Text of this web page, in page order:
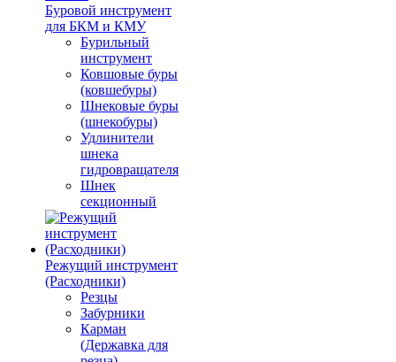
Буровой инструмент
для БКМ и КМУ
Бурильный
инструмент
Ковшовые буры
(ковшебуры)
Шнековые буры
(шнекобуры)
Удлинители
шнека
гидровращателя
Шнек
секционный
Режущий инструмент
(Расходники)
Резцы
Забурники
Карман
(Державка для